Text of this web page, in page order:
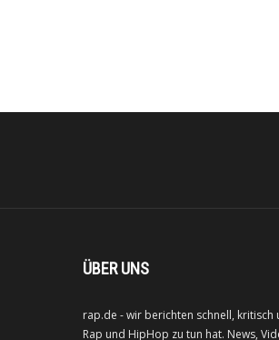
ÜBER UNS
rap.de - wir berichten schnell,
Rap und HipHop zu tun hat. News,